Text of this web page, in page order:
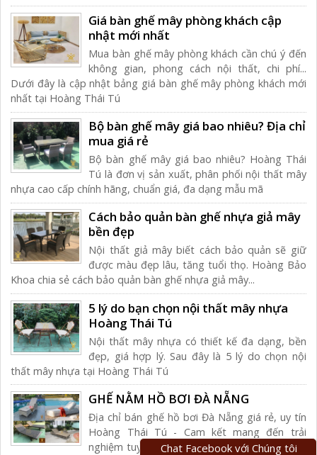
Giá bàn ghế mây phòng khách cập
nhật mới nhất
Mua bàn ghế mây phòng khách cần chú ý đến
không gian, phong cách nội thất, chi phí...
Dưới đây là cập nhật bảng giá bàn ghế mây phòng khách mới
nhất tại Hoàng Thái Tú
Bộ bàn ghế mây giá bao nhiêu? Địa chỉ
mua giá rẻ
Bộ bàn ghế mây giá bao nhiêu? Hoàng Thái
Tú là đơn vị sản xuất, phân phối nội thất mây
nhựa cao cấp chính hãng, chuẩn giá, đa dạng mẫu mã
Cách bảo quản bàn ghế nhựa giả mây
bền đẹp
Nội thất giả mây biết cách bảo quản sẽ giữ
được màu đẹp lâu, tăng tuổi thọ. Hoàng Bảo
Khoa chia sẻ cách bảo quản bàn ghế nhựa giả mây...
5 lý do bạn chọn nội thất mây nhựa
Hoàng Thái Tú
Nội thất mây nhựa có thiết kế đa dạng, bền
đẹp, giá hợp lý. Sau đây là 5 lý do chọn nội
thất mây nhựa tại Hoàng Thái Tú
GHẾ NẰM HỒ BƠI ĐÀ NẴNG
Địa chỉ bán ghế hồ bơi Đà Nẵng giá rẻ, uy tín
Hoàng Thái Tú - Cam kết mang đến trải
nghiệm tuyệt vời nhất cho khách hàng từ chất
Chat Facebook với Chúng tôi